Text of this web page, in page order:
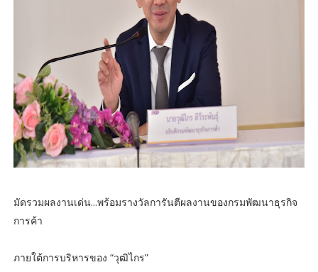
มัดรวมผลงานเด่น...พร้อมรางวัลการันตีผลงานของกรมพัฒนาธุรกิจ
การค้า
ภายใต้การบริหารของ “วุฒิไกร”